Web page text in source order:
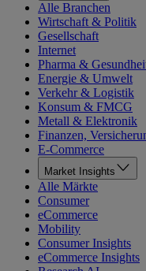
Alle Branchen
Wirtschaft & Politik
Gesellschaft
Internet
Pharma &
Energie & Umwelt
Verkehr & Logistik
Konsum & FMCG
Metall & Elektronik
Finanzen,
E-Commerce
Market Insights
Alle Märkte
Consumer
eCommerce
Mobility
Consumer Insights
eCommerce Insights